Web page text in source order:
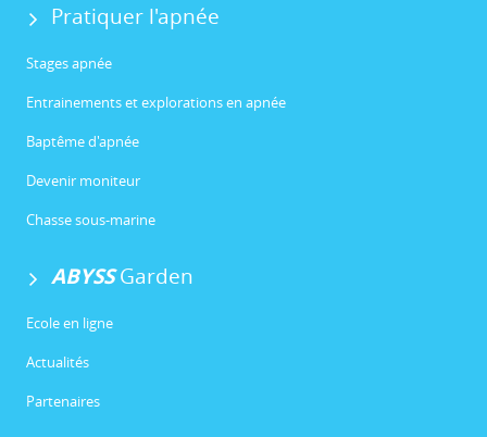
Pratiquer l'apnée
Stages apnée
Entrainements et explorations en apnée
Baptême d'apnée
Devenir moniteur
Chasse sous-marine
ABYSSGarden
Ecole en ligne
Actualités
Partenaires